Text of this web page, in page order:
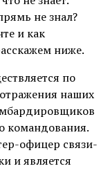
не знал?
и как
ниже.
по
наших
командования.
офицер связи-
и является